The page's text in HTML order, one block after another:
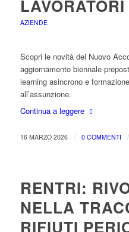
LAVORATORI
AZIENDE
Scopri le novità del Nuovo
aggiornamento biennale
learning asincrono e
all’assunzione.
Continua a leggere
16 MARZO 2026 / 0 COMMENTI /
RENTRI:
NELLA
RIFIUTI